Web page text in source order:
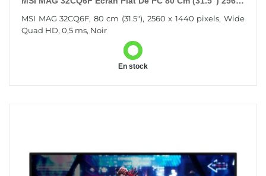
MSI MAG 32CQ6F, 80 cm (31.5"), 2560 x 1440 pixels, Wide
Quad HD, 0,5 ms, Noir
En stock